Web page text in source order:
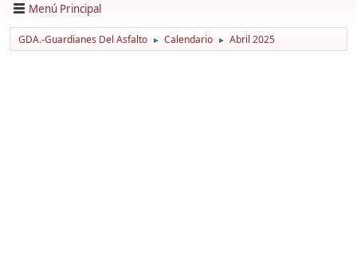
Menú Principal
GDA.-Guardianes Del Asfalto ► Calendario ► Abril 2025